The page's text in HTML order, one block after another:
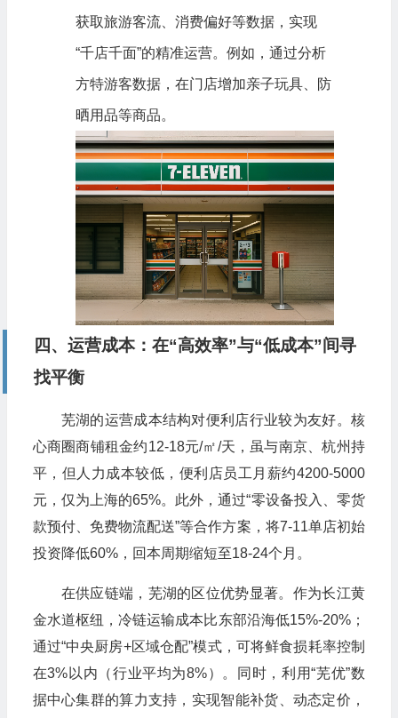
获取旅游客流、消费偏好等数据，实现
“千店千面”的精准运营。例如，通过分析
方特游客数据，在门店增加亲子玩具、防
晒用品等商品。
四、运营成本：在“高效率”与“低成本”间寻
找平衡
芜湖的运营成本结构对便利店行业较为友好。核
心商圈商铺租金约12-18元/㎡/天，虽与南京、杭州持
平，但人力成本较低，便利店员工月薪约4200-5000
元，仅为上海的65%。此外，通过“零设备投入、零货
款预付、免费物流配送”等合作方案，将7-11单店初始
投资降低60%，回本周期缩短至18-24个月。
在供应链端，芜湖的区位优势显著。作为长江黄
金水道枢纽，冷链运输成本比东部沿海低15%-20%；
通过“中央厨房+区域仓配”模式，可将鲜食损耗率控制
在3%以内（行业平均为8%）。同时，利用“芜优”数
据中心集群的算力支持，实现智能补货、动态定价，